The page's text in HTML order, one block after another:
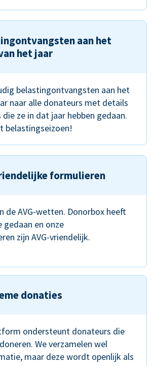
aan het
het jaar
belastingontvangsten aan het
naar alle donateurs met details
ze in dat jaar hebben gedaan.
belastingseizoen!
formulieren
de AVG-wetten. Donorbox heeft
en onze
zijn AVG-vriendelijk.
donaties
ondersteunt donateurs die
We verzamelen wel
maar deze wordt openlijk als